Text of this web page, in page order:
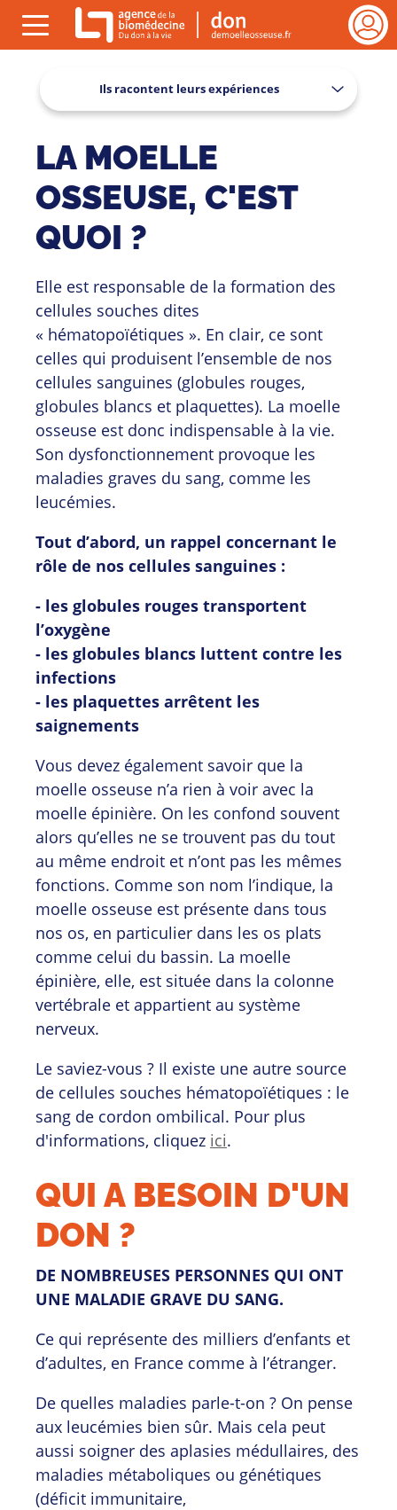
VIE
Se
Ils racontent leurs expériences
TOUT
SAVOIR
SUR
LE
DON
LA MOELLE
OSSEUSE, C'EST
QUOI ?
Elle est responsable de la formation des
cellules souches dites
« hématopoïétiques ». En clair, ce sont
celles qui produisent l’ensemble de nos
cellules sanguines (globules rouges,
globules blancs et plaquettes). La moelle
osseuse est donc indispensable à la vie.
Son dysfonctionnement provoque les
maladies graves du sang, comme les
leucémies.
Tout d’abord, un rappel concernant le
rôle de nos cellules sanguines :
- les globules rouges transportent
l’oxygène
- les globules blancs luttent contre les
infections
- les plaquettes arrêtent les
saignements
Vous devez également savoir que la
moelle osseuse n’a rien à voir avec la
moelle épinière. On les confond souvent
alors qu’elles ne se trouvent pas du tout
au même endroit et n’ont pas les mêmes
fonctions. Comme son nom l’indique, la
moelle osseuse est présente dans tous
nos os, en particulier dans les os plats
comme celui du bassin. La moelle
épinière, elle, est située dans la colonne
vertébrale et appartient au système
nerveux.
Le saviez-vous ? Il existe une autre source
de cellules souches hématopoïétiques : le
sang de cordon ombilical. Pour plus
d'informations, cliquez ici.
QUI A BESOIN D'UN
DON ?
DE NOMBREUSES PERSONNES QUI ONT
UNE MALADIE GRAVE DU SANG.
Ce qui représente des milliers d’enfants et
d’adultes, en France comme à l’étranger.
De quelles maladies parle-t-on ? On pense
aux leucémies bien sûr. Mais cela peut
aussi soigner des aplasies médullaires, des
maladies métaboliques ou génétiques
(déficit immunitaire,
Gestion des cookies